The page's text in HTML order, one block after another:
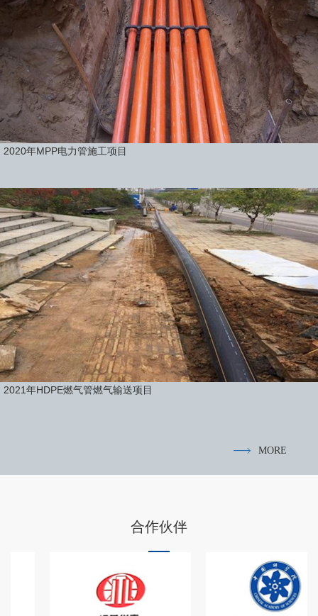
2020年MPP电力管施工项目
2021年HDPE燃气管燃气输送项目
MORE
合作伙伴